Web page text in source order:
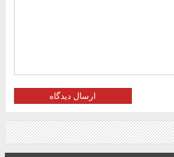
ارسال دیدگاه